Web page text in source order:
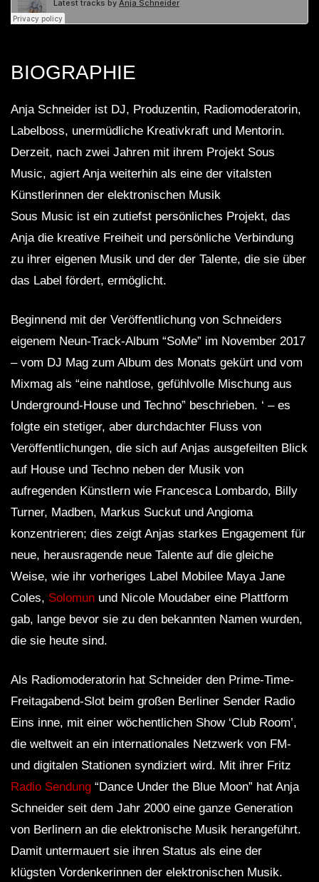
BIOGRAPHIE
Anja Schneider ist DJ, Produzentin, Radiomoderatorin,
Labelboss, unermüdliche Kreativkraft und Mentorin.
Derzeit, nach zwei Jahren mit ihrem Projekt Sous
Music, agiert Anja weiterhin als eine der vitalsten
Künstlerinnen der elektronischen Musik
Sous Music ist ein zutiefst persönliches Projekt, das
Anja die kreative Freiheit und persönliche Verbindung
zu ihrer eigenen Musik und der der Talente, die sie über
das Label fördert, ermöglicht.
Beginnend mit der Veröffentlichung von Schneiders
eigenem Neun-Track-Album “SoMe” im November 2017
– vom DJ Mag zum Album des Monats gekürt und vom
Mixmag als “eine nahtlose, gefühlvolle Mischung aus
Underground-House und Techno” beschrieben. ‘ – es
folgte ein stetiger, aber durchdachter Fluss von
Veröffentlichungen, die sich auf Anjas ausgefeilten Blick
auf House und Techno neben der Musik von
aufregenden Künstlern wie Francesca Lombardo, Billy
Turner, Madben, Markus Suckut und Angioma
konzentrieren; dies zeigt Anjas starkes Engagement für
neue, herausragende neue Talente auf die gleiche
Weise, wie ihr vorheriges Label Mobilee Maya Jane
Coles, Solomun und Nicole Moudaber eine Plattform
gab, lange bevor sie zu den bekannten Namen wurden,
die sie heute sind.
Als Radiomoderatorin hat Schneider den Prime-Time-
Freitagabend-Slot beim großen Berliner Sender Radio
Eins inne, mit einer wöchentlichen Show ‘Club Room’,
die weltweit an ein internationales Netzwerk von FM-
und digitalen Stationen syndiziert wird. Mit ihrer Fritz
Radio Sendung “Dance Under the Blue Moon” hat Anja
Schneider seit dem Jahr 2000 eine ganze Generation
von Berlinern an die elektronische Musik herangeführt.
Damit untermauert sie ihren Status als eine der
klügsten Vordenkerinnen der elektronischen Musik.